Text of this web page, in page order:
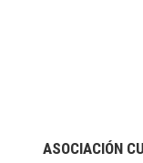
ASOCIACIÓN